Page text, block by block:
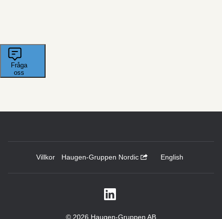
Villkor Haugen-Gruppen Nordic English
© 2026 Haugen-Gruppen AB